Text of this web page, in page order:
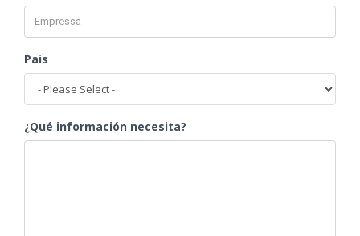
Pais
¿Qué información necesita?